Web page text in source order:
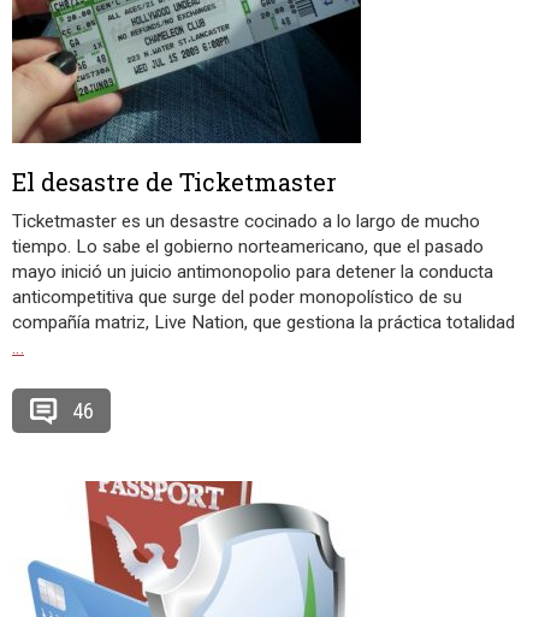
El desastre de Ticketmaster
Ticketmaster es un desastre cocinado a lo largo de mucho
tiempo. Lo sabe el gobierno norteamericano, que el pasado
mayo inició un juicio antimonopolio para detener la conducta
anticompetitiva que surge del poder monopolístico de su
compañía matriz, Live Nation, que gestiona la práctica totalidad
…
46